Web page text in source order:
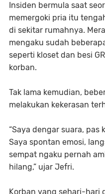
Insiden bermula saat
memergoki pria itu
di sekitar rumahnya.
mengaku sudah
seperti kloset dan besi
korban.
Tak lama kemudian,
melakukan kekerasan
“Saya dengar suara, pas
Saya spontan emosi,
sempat ngaku pernah
hilang,” ujar Jefri.
Korban yang sehari-hari